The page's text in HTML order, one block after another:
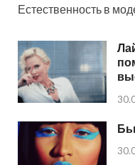
Естественность в